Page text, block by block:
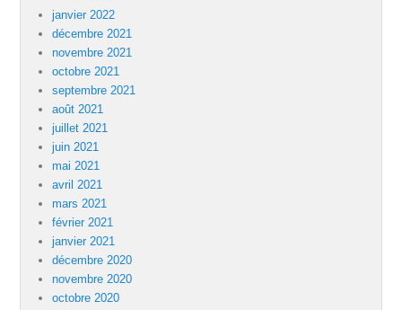
janvier 2022
décembre 2021
novembre 2021
octobre 2021
septembre 2021
août 2021
juillet 2021
juin 2021
mai 2021
avril 2021
mars 2021
février 2021
janvier 2021
décembre 2020
novembre 2020
octobre 2020